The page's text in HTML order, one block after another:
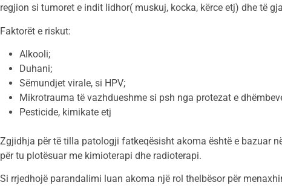
regjion si tumoret e indit lidhor( muskuj, kocka, kërce etj) dhe të
Faktorët e riskut:
Alkooli;
Duhani;
Sëmundjet virale, si HPV;
Mikrotrauma të vazhdueshme si psh nga protezat e
Pesticide, kimikate etj
Zgjidhja për të tilla patologji fatkeqësisht akoma është e bazuar
për tu plotësuar me kimioterapi dhe radioterapi.
Si rrjedhojë parandalimi luan akoma një rol thelbësor për